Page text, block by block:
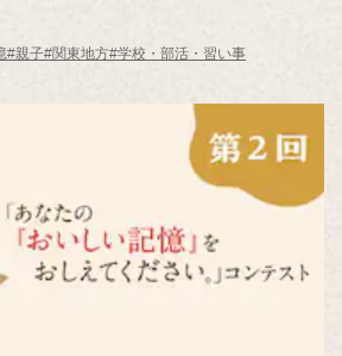
45歳）
#親子#関東地方#学校・部活・習い事